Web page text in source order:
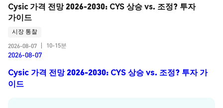
Cysic 가격 전망 2026-2030: CYS 상승 vs. 조정? 투자
가이드
시장 통찰
2026-08-07
10-15분
2026-08-07
Cysic 가격 전망 2026-2030: CYS 상승 vs. 조정? 투자 가
이드